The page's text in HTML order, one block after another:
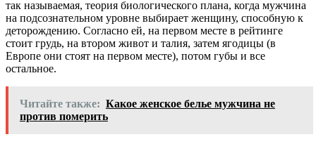
так называемая, теория биологического плана, когда мужчина
на подсознательном уровне выбирает женщину, способную к
деторождению. Согласно ей, на первом месте в рейтинге
стоит грудь, на втором живот и талия, затем ягодицы (в
Европе они стоят на первом месте), потом губы и все
остальное.
Читайте также: Какое женское белье мужчина не
против померить